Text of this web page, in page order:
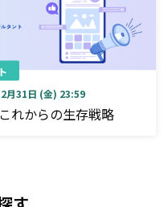
月31日 (金) 23:59
れからの生存戦略